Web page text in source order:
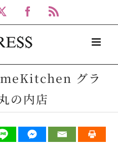
Facebook
グラ
の内店